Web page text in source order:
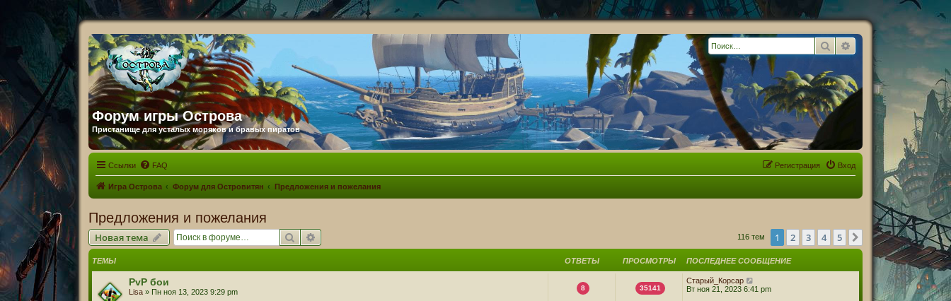
Форум игры Острова
Пристанище для усталых моряков и бравых пиратов
Поиск Расширенный поиск
Ссылки FAQ Вход
Регистрация
Игра Острова Форум для Островитян Предложения и пожелания
Предложения и пожелания
Новая тема Поиск 116 тем 1 2 3 4 5 След.
ТЕМЫ ОТВЕТЫ ПРОСМОТРЫ ПОСЛЕДНЕЕ СООБЩЕНИЕ
PvP бои
Lisa» Пн ноя 13, 2023 9:29 pm 8 35141
Старый_Корсар
Вт ноя 21, 2023 6:41 pm